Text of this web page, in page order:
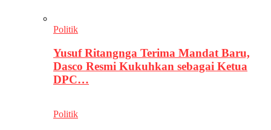
Politik
Yusuf Ritangnga Terima Mandat Baru,
Dasco Resmi Kukuhkan sebagai Ketua
DPC…
Politik